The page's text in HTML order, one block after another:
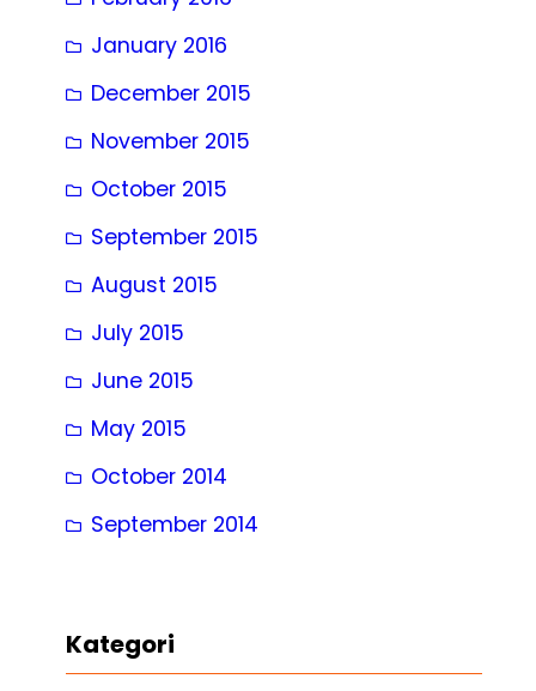
January 2016
December 2015
November 2015
October 2015
September 2015
August 2015
July 2015
June 2015
May 2015
October 2014
September 2014
Kategori